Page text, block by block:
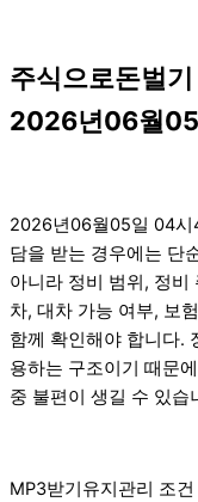
주식으로돈벌
2026년06월
2026년06월05일 04시
담을 받는 경우에는 단
아니라 정비 범위, 정비
차, 대차 가능 여부, 보
함께 확인해야 합니다.
용하는 구조이기 때문
중 불편이 생길 수 있
MP3받기유지관리 조